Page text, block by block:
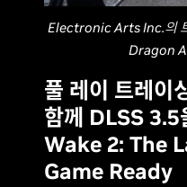
Electronic Arts Inc.의
Dragon
풀 레이 트레이
함께 DLSS
Wake 2: The
Game Ready